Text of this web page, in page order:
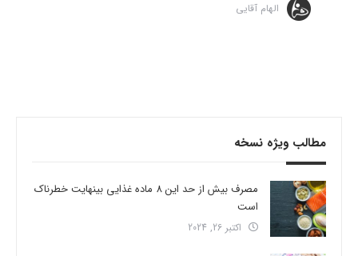
الهام آقایی
مطالب ویژه نسخه
مصرف بیش از حد این 8 ماده غذایی بینهایت خطرناک
است
اکتبر 26, 2024